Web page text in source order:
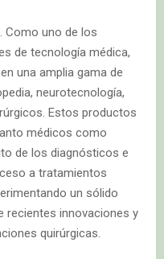
Como uno de los
de tecnología médica,
una amplia gama de
neurotecnología,
Estos productos
médicos como
de los diagnósticos e
a tratamientos
un sólido
recientes innovaciones y
quirúrgicas.